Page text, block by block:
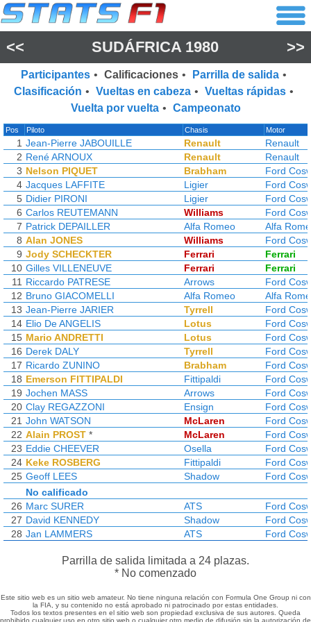
<< SUDÁFRICA 1980 >>
Participantes • Calificaciones • Parrilla de salida •
Clasificación • Vueltas en cabeza • Vueltas rápidas •
Vuelta por vuelta • Campeonato
Pos Piloto Chasis Motor
1 Jean-Pierre JABOUILLE Renault
Renault
2 René ARNOUX Renault
Renault
3 Nelson PIQUET Brabham
Ford
4 Jacques LAFFITE Ligier
Ford
5 Didier PIRONI Ligier
Ford
6 Carlos REUTEMANN Williams
Ford
7 Patrick DEPAILLER Alfa Romeo
Alfa
8 Alan JONES Williams
Ford
9 Jody SCHECKTER Ferrari
Ferrari
10 Gilles VILLENEUVE Ferrari
Ferrari
11 Riccardo PATRESE Arrows
Ford
12 Bruno GIACOMELLI Alfa Romeo
Alfa
13 Jean-Pierre JARIER Tyrrell
Ford
14 Elio De ANGELIS Lotus
Ford
15 Mario ANDRETTI Lotus
Ford
16 Derek DALY Tyrrell
Ford
17 Ricardo ZUNINO Brabham
Ford
18 Emerson FITTIPALDI Fittipaldi
Ford
19 Jochen MASS Arrows
Ford
20 Clay REGAZZONI Ensign
Ford
21 John WATSON McLaren
Ford
22 Alain PROST * McLaren
Ford
23 Eddie CHEEVER Osella
Ford
24 Keke ROSBERG Fittipaldi
Ford
25 Geoff LEES Shadow
Ford
No calificado
26 Marc SURER ATS
Ford
27 David KENNEDY Shadow
Ford
28 Jan LAMMERS ATS Ford
Parrilla de salida limitada a 24 plazas.
* No comenzado
Este sitio web es un sitio web amateur. No tiene ninguna relación con Formula One Group ni con
la FIA, y su contenido no está aprobado ni patrocinado por estas entidades.
Todos los textos presentes en el sitio web son propiedad exclusiva de sus autores. Queda
prohibido cualquier uso en otro sitio web o cualquier otro medio de difusión sin la autorización de